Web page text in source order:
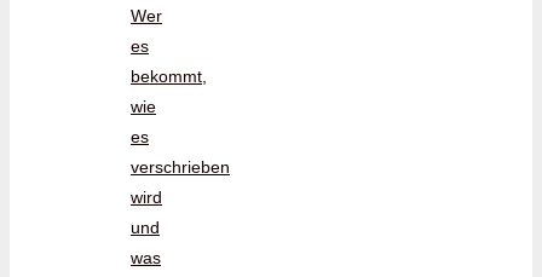
Wer
es
bekommt,
wie
es
verschrieben
wird
und
was